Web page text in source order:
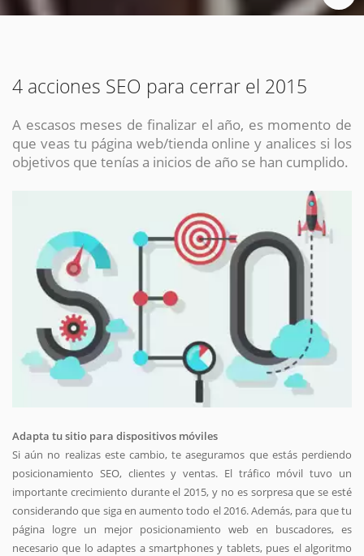
4 acciones SEO para cerrar el 2015
A escasos meses de finalizar el año, es momento de
que veas tu página web/tienda online y analices si los
objetivos que tenías a inicios de año se han cumplido.
Adapta tu sitio para dispositivos móviles
Si aún no realizas este cambio, te aseguramos que estás perdiendo
posicionamiento SEO, clientes y ventas. El tráfico móvil tuvo un
importante crecimiento durante el 2015, y no es sorpresa que se esté
considerando que siga en aumento todo el 2016. Además, para que tu
página logre un mejor posicionamiento web en buscadores, es
necesario que lo adaptes a smartphones y tablets, pues el algoritmo